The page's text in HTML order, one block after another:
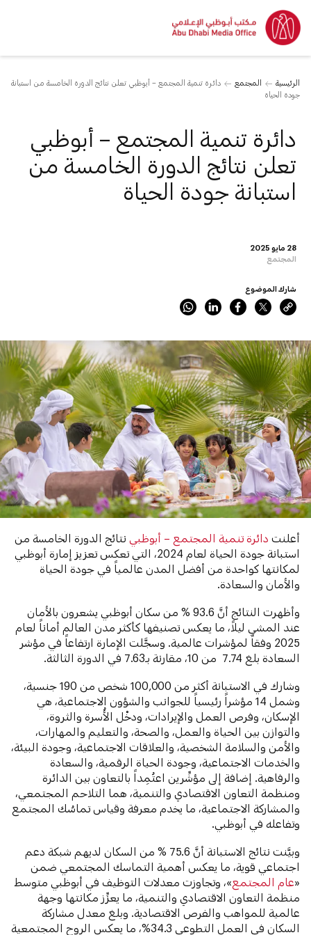
الرئيسية المجتمع
دائرة تنمية المجتمع – أبوظبي تعلن نتائج الدورة الخامسة من استبانة
جودة الحياة
28 مايو 2025
المجتمع
دائرة تنمية المجتمع – أبوظبي
تعلن نتائج الدورة الخامسة من
استبانة جودة الحياة
شارك الموضوع
أعلنتدائرة تنمية المجتمع – أبوظبي نتائج الدورة الخامسة من
استبانة جودة الحياة لعام 2024، التي تعكس تعزيز إمارة أبوظبي
لمكانتها كواحدة من أفضل المدن عالمياً في جودة الحياة
والأمان والسعادة.
وأظهرت النتائج أنَّ 93.6 % من سكان أبوظبي يشعرون بالأمان
عند المشي ليلاً، ما يعكس تصنيفها كأكثر مدن العالم أماناً لعام
2025 وفقاً لمؤشرات عالمية. وسجَّلت الإمارة ارتفاعاً في مؤشر
السعادة بلغ 7.74 من 10، مقارنة بـ7.63 في الدورة الثالثة.
وشارك في الاستبانة أكثر من 100,000 شخص من 190 جنسية،
وشمل 14 مؤشراً رئيسياً للجوانب والشؤون الاجتماعية، هي
الإسكان، وفرص العمل والإيرادات، ودخْل الأُسرة والثروة،
والتوازن بين الحياة والعمل، والصحة، والتعليم والمهارات،
والأمن والسلامة الشخصية، والعلاقات الاجتماعية، وجودة البيئة،
والخدمات الاجتماعية، وجودة الحياة الرقمية، والسعادة
والرفاهية. إضافة إلى مؤشِّرين اعتُمِداً بالتعاون بين الدائرة
ومنظمة التعاون الاقتصادي والتنمية، هما التلاحم المجتمعي،
والمشاركة الاجتماعية، ما يخدم معرفة وقياس تماسُك المجتمع
وتفاعله في أبوظبي.
وبيَّنت نتائج الاستبانة أنَّ 75.6 % من السكان لديهم شبكة دعم
اجتماعي قوية، ما يعكس أهمية التماسك المجتمعي ضمن
«عام المجتمع»، وتجاوزت معدلات التوظيف في أبوظبي متوسط
منظمة التعاون الاقتصادي والتنمية، ما يعزِّز مكانتها وجهة
عالمية للمواهب والفرص الاقتصادية. وبلغ معدل مشاركة
السكان في العمل التطوعي 34.3%، ما يعكس الروح المجتمعية